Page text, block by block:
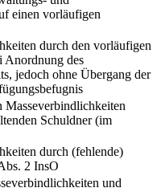
einen vorläufigen
durch den vorläufigen
Anordnung des
jedoch ohne Übergang der
Masseverbindlichkeiten
Schuldner (im
durch (fehlende)
2 InsO
und